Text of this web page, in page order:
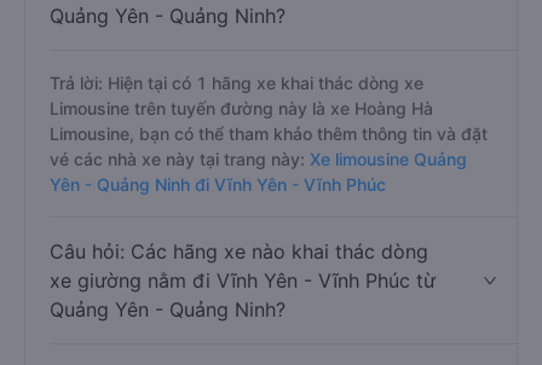
Quảng Yên - Quảng Ninh?
Trả lời: Hiện tại có 1 hãng xe khai thác dòng xe
Limousine trên tuyến đường này là xe Hoàng Hà
Limousine, bạn có thể tham khảo thêm thông tin và đặt
vé các nhà xe này tại trang này: Xe limousine Quảng
Yên - Quảng Ninh đi Vĩnh Yên - Vĩnh Phúc
Câu hỏi: Các hãng xe nào khai thác dòng
xe giường nằm đi Vĩnh Yên - Vĩnh Phúc từ
Quảng Yên - Quảng Ninh?